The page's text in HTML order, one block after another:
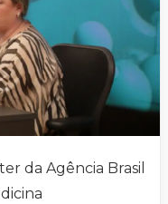
da Agência Brasil